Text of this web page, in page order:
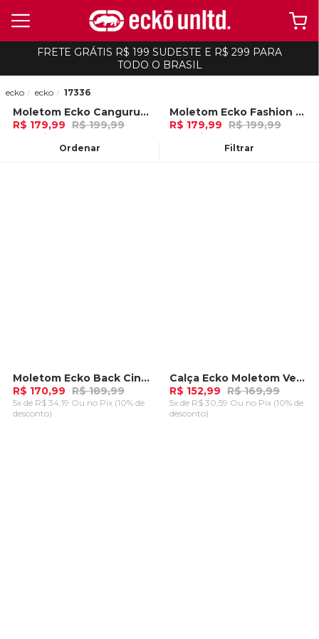
FRETE GRÁTIS R$ 199 SUDESTE E R$ 299 PARA
TODO O BRASIL
Ordenar Filtrar
ecko ecko 17336
-10%Moletom Ecko Canguru Fechado Preto
R$ 179,99 R$ 199,99
6x de R$ 29,99 Ou
-10%Moletom Ecko Fashion Basic Aberto Azul Marinho
R$ 179,99 R$ 199,99
6x de R$ 29,99 Ou
-10%Moletom Ecko Back Cinza Mescla
R$ 170,99 R$ 189,99
5x de R$ 34,19 Ou no Pix (10% de
desconto)
- 10%Calça Ecko Moletom Vermelha
R$ 152,99 R$ 169,99
5x de R$ 30,59 Ou no Pix (10% de
desconto)